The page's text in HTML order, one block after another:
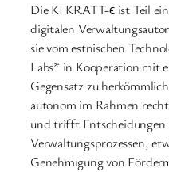
Die KI KRATT-ϵ ist Teil
digitalen
sie vom estnischen
Labs* in Kooperation mit
Gegensatz zu
autonom im Rahmen
und trifft Entscheidungen
Verwaltungsprozessen,
Genehmigung von